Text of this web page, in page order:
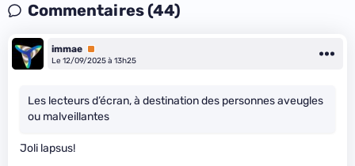
Commentaires (44)
immae Premium
Le 12/09/2025 à 13h25
Les lecteurs d’écran, à destination des personnes aveugles
ou malveillantes
Joli lapsus!